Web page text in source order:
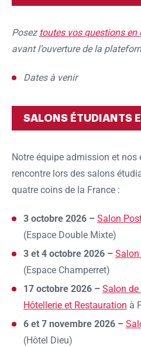
Ok
Posez toutes vos questions
avant l’ouverture de la
Dates à venir
SALONS ÉTUDIANTS
Notre équipe admission et
rencontre lors des salons
quatre coins de la France :
3 octobre 2026 – Salon
(Espace Double Mixte)
3 et 4 octobre 2026 – Salon
(Espace Champerret)
17 octobre 2026 – Salon de
Hôtellerie et Restauration à
6 et 7 novembre 2026 –
(Hôtel Dieu)